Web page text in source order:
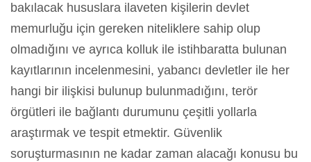
bakılacak hususlara ilaveten kişilerin devlet
memurluğu için gereken niteliklere sahip olup
olmadığını ve ayrıca kolluk ile istihbaratta bulunan
kayıtlarının incelenmesini, yabancı devletler ile her
hangi bir ilişkisi bulunup bulunmadığını, terör
örgütleri ile bağlantı durumunu çeşitli yollarla
araştırmak ve tespit etmektir. Güvenlik
soruşturmasının ne kadar zaman alacağı konusu bu